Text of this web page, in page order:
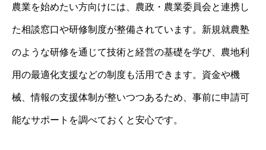
農業を始めたい方向けには、農政・農業委員会と連携し
た相談窓口や研修制度が整備されています。新規就農塾
のような研修を通じて技術と経営の基礎を学び、農地利
用の最適化支援などの制度も活用できます。資金や機
械、情報の支援体制が整いつつあるため、事前に申請可
能なサポートを調べておくと安心です。